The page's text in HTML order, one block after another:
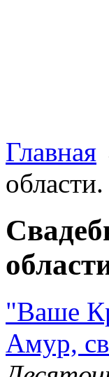
Главная
области.
"Ваше
Амур,